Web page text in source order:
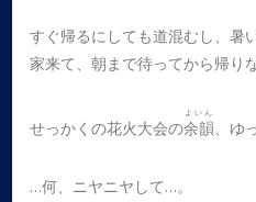
すぐ帰るにしても道混むし、暑
家来て、朝まで待ってから帰りな
せっかくの花火大会の余韻
よいん
、ゆ
…何、ニヤニヤして…。